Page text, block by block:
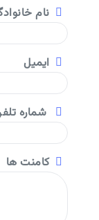
نام خانوادگی
ایمیل
شماره تلفن
کامنت ها